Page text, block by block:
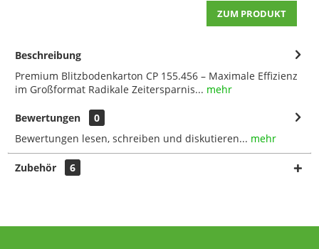
ZUM PRODUKT
Beschreibung
Premium Blitzbodenkarton CP 155.456 – Maximale Effizienz
im Großformat Radikale Zeitersparnis... mehr
Bewertungen
0
Bewertungen lesen, schreiben und diskutieren... mehr
Zubehör 6